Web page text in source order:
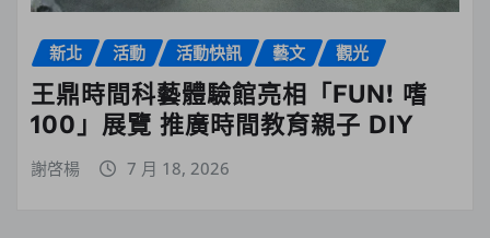
新北 活動 活動快訊 藝文 觀光
王鼎時間科藝體驗館亮相「FUN! 嗜
100」展覽 推廣時間教育親子 DIY
謝啓楊 7 月 18, 2026